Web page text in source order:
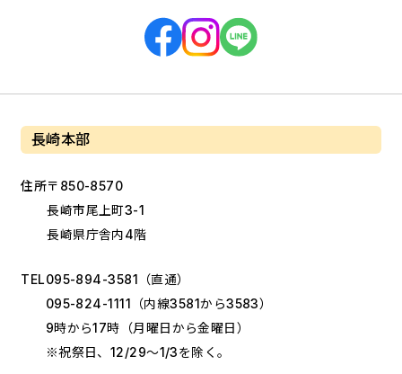
長崎本部
住所〒850-8570
長崎市尾上町3-1
長崎県庁舎内4階
TEL095-894-3581
（直通）
095-824-1111
（内線3581から3583）
9時から17時（月曜日から金曜日）
※祝祭日、12/29～1/3を除く。